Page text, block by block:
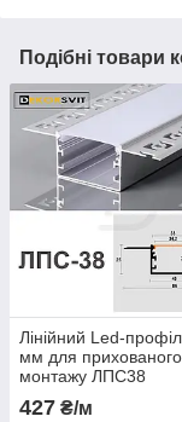
Подібні товари
Лінійний Led-
мм для прихованого
монтажу ЛПС38
427 ₴/м